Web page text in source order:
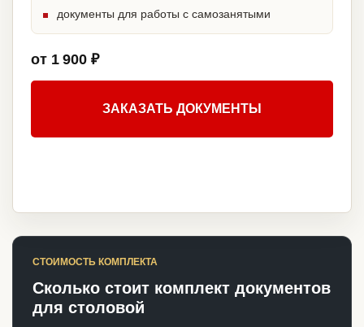
документы для работы с самозанятыми
от 1 900 ₽
ЗАКАЗАТЬ ДОКУМЕНТЫ
СТОИМОСТЬ КОМПЛЕКТА
Сколько стоит комплект документов
для столовой